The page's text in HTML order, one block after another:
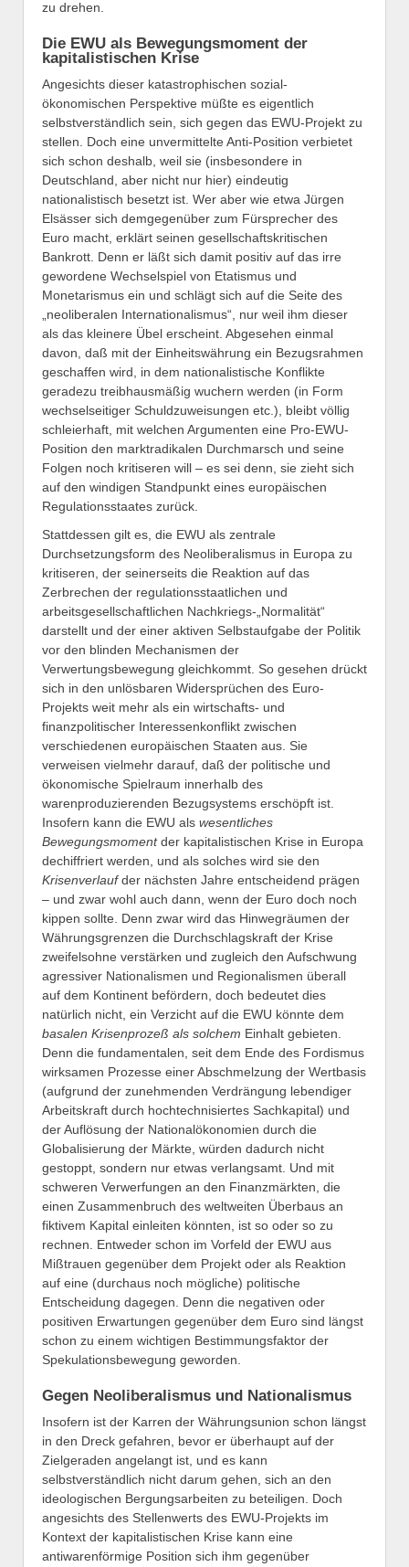
zu drehen.
Die EWU als Bewegungsmoment der
kapitalistischen Krise
Angesichts dieser katastrophischen sozial-
ökonomischen Perspektive müßte es eigentlich
selbstverständlich sein, sich gegen das EWU-Projekt zu
stellen. Doch eine unvermittelte Anti-Position verbietet
sich schon deshalb, weil sie (insbesondere in
Deutschland, aber nicht nur hier) eindeutig
nationalistisch besetzt ist. Wer aber wie etwa Jürgen
Elsässer sich demgegenüber zum Fürsprecher des
Euro macht, erklärt seinen gesellschaftskritischen
Bankrott. Denn er läßt sich damit positiv auf das irre
gewordene Wechselspiel von Etatismus und
Monetarismus ein und schlägt sich auf die Seite des
„neoliberalen Internationalismus“, nur weil ihm dieser
als das kleinere Übel erscheint. Abgesehen einmal
davon, daß mit der Einheitswährung ein Bezugsrahmen
geschaffen wird, in dem nationalistische Konflikte
geradezu treibhausmäßig wuchern werden (in Form
wechselseitiger Schuldzuweisungen etc.), bleibt völlig
schleierhaft, mit welchen Argumenten eine Pro-EWU-
Position den marktradikalen Durchmarsch und seine
Folgen noch kritiseren will – es sei denn, sie zieht sich
auf den windigen Standpunkt eines europäischen
Regulationsstaates zurück.
Stattdessen gilt es, die EWU als zentrale
Durchsetzungsform des Neoliberalismus in Europa zu
kritiseren, der seinerseits die Reaktion auf das
Zerbrechen der regulationsstaatlichen und
arbeitsgesellschaftlichen Nachkriegs-„Normalität“
darstellt und der einer aktiven Selbstaufgabe der Politik
vor den blinden Mechanismen der
Verwertungsbewegung gleichkommt. So gesehen drückt
sich in den unlösbaren Widersprüchen des Euro-
Projekts weit mehr als ein wirtschafts- und
finanzpolitischer Interessenkonflikt zwischen
verschiedenen europäischen Staaten aus. Sie
verweisen vielmehr darauf, daß der politische und
ökonomische Spielraum innerhalb des
warenproduzierenden Bezugsystems erschöpft ist.
Insofern kann die EWU als wesentliches
Bewegungsmomentder kapitalistischen Krise in Europa
dechiffriert werden, und als solches wird sie den
Krisenverlaufder nächsten Jahre entscheidend prägen
– und zwar wohl auch dann, wenn der Euro doch noch
kippen sollte. Denn zwar wird das Hinwegräumen der
Währungsgrenzen die Durchschlagskraft der Krise
zweifelsohne verstärken und zugleich den Aufschwung
agressiver Nationalismen und Regionalismen überall
auf dem Kontinent befördern, doch bedeutet dies
natürlich nicht, ein Verzicht auf die EWU könnte dem
basalen Krisenprozeß als solchem Einhalt gebieten.
Denn die fundamentalen, seit dem Ende des Fordismus
wirksamen Prozesse einer Abschmelzung der Wertbasis
(aufgrund der zunehmenden Verdrängung lebendiger
Arbeitskraft durch hochtechnisiertes Sachkapital) und
der Auflösung der Nationalökonomien durch die
Globalisierung der Märkte, würden dadurch nicht
gestoppt, sondern nur etwas verlangsamt. Und mit
schweren Verwerfungen an den Finanzmärkten, die
einen Zusammenbruch des weltweiten Überbaus an
fiktivem Kapital einleiten könnten, ist so oder so zu
rechnen. Entweder schon im Vorfeld der EWU aus
Mißtrauen gegenüber dem Projekt oder als Reaktion
auf eine (durchaus noch mögliche) politische
Entscheidung dagegen. Denn die negativen oder
positiven Erwartungen gegenüber dem Euro sind längst
schon zu einem wichtigen Bestimmungsfaktor der
Spekulationsbewegung geworden.
Gegen Neoliberalismus und Nationalismus
Insofern ist der Karren der Währungsunion schon längst
in den Dreck gefahren, bevor er überhaupt auf der
Zielgeraden angelangt ist, und es kann
selbstverständlich nicht darum gehen, sich an den
ideologischen Bergungsarbeiten zu beteiligen. Doch
angesichts des Stellenwerts des EWU-Projekts im
Kontext der kapitalistischen Krise kann eine
antiwarenförmige Position sich ihm gegenüber